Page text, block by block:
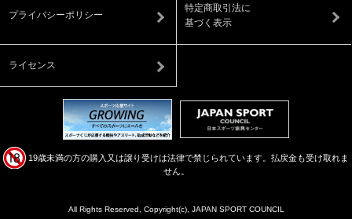
プライバシーポリシー
特定商取引法に
基づく表示
ライセンス
19歳未満の方の購入又は譲り受けは法律で禁じられています。払戻金も受け取れま
せん。
All Rights Reserved, Copyright(c), JAPAN SPORT COUNCIL